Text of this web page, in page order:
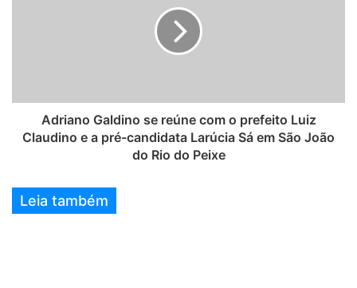
Adriano Galdino se reúne com o prefeito Luiz
Claudino e a pré-candidata Larúcia Sá em São João
do Rio do Peixe
Leia também